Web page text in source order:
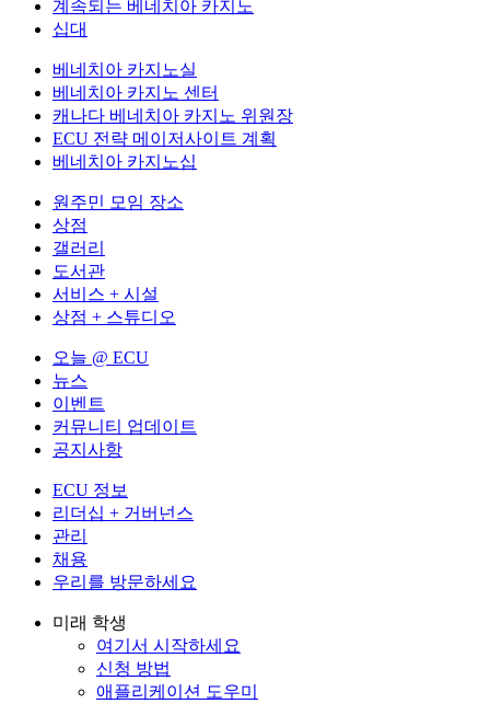
계속되는 베네치아 카지노
십대
베네치아 카지노실
베네치아 카지노 센터
캐나다 베네치아 카지노 위원장
ECU 전략 메이저사이트 계획
베네치아 카지노십
원주민 모임 장소
상점
갤러리
도서관
서비스 + 시설
상점 + 스튜디오
오늘 @ ECU
뉴스
이벤트
커뮤니티 업데이트
공지사항
ECU 정보
리더십 + 거버넌스
관리
채용
우리를 방문하세요
미래 학생
여기서 시작하세요
신청 방법
애플리케이션 도우미